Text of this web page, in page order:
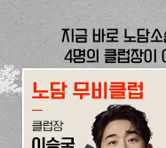
지금 바로 노담
4명의 클럽장이